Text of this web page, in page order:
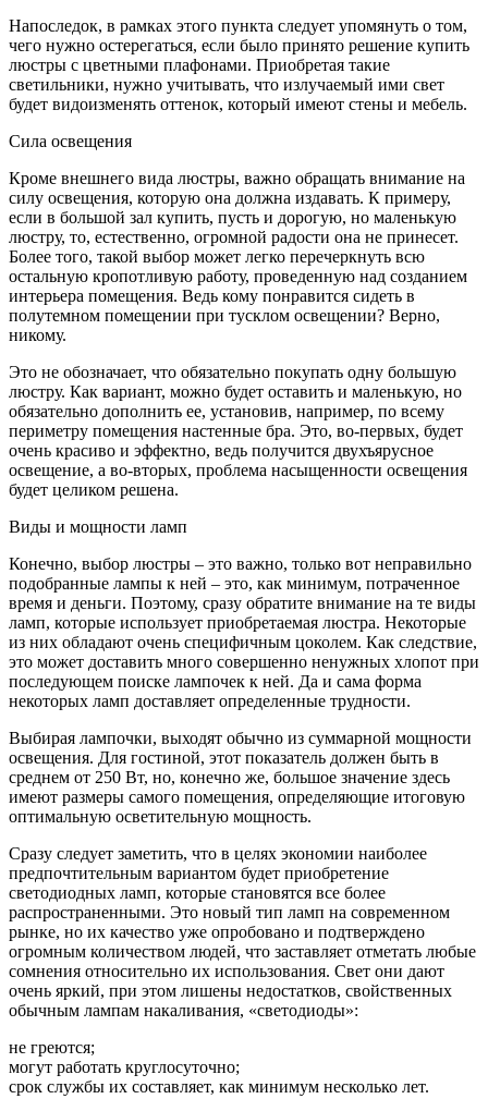
Напоследок, в рамках этого пункта следует упомянуть о том,
чего нужно остерегаться, если было принято решение купить
люстры с цветными плафонами. Приобретая такие
светильники, нужно учитывать, что излучаемый ими свет
будет видоизменять оттенок, который имеют стены и мебель.
Сила освещения
Кроме внешнего вида люстры, важно обращать внимание на
силу освещения, которую она должна издавать. К примеру,
если в большой зал купить, пусть и дорогую, но маленькую
люстру, то, естественно, огромной радости она не принесет.
Более того, такой выбор может легко перечеркнуть всю
остальную кропотливую работу, проведенную над созданием
интерьера помещения. Ведь кому понравится сидеть в
полутемном помещении при тусклом освещении? Верно,
никому.
Это не обозначает, что обязательно покупать одну большую
люстру. Как вариант, можно будет оставить и маленькую, но
обязательно дополнить ее, установив, например, по всему
периметру помещения настенные бра. Это, во-первых, будет
очень красиво и эффектно, ведь получится двухъярусное
освещение, а во-вторых, проблема насыщенности освещения
будет целиком решена.
Виды и мощности ламп
Конечно, выбор люстры – это важно, только вот неправильно
подобранные лампы к ней – это, как минимум, потраченное
время и деньги. Поэтому, сразу обратите внимание на те виды
ламп, которые использует приобретаемая люстра. Некоторые
из них обладают очень специфичным цоколем. Как следствие,
это может доставить много совершенно ненужных хлопот при
последующем поиске лампочек к ней. Да и сама форма
некоторых ламп доставляет определенные трудности.
Выбирая лампочки, выходят обычно из суммарной мощности
освещения. Для гостиной, этот показатель должен быть в
среднем от 250 Вт, но, конечно же, большое значение здесь
имеют размеры самого помещения, определяющие итоговую
оптимальную осветительную мощность.
Сразу следует заметить, что в целях экономии наиболее
предпочтительным вариантом будет приобретение
светодиодных ламп, которые становятся все более
распространенными. Это новый тип ламп на современном
рынке, но их качество уже опробовано и подтверждено
огромным количеством людей, что заставляет отметать любые
сомнения относительно их использования. Свет они дают
очень яркий, при этом лишены недостатков, свойственных
обычным лампам накаливания, «светодиоды»:
не греются;
могут работать круглосуточно;
срок службы их составляет, как минимум несколько лет.